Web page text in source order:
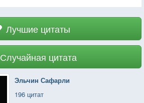
Лучшие цитаты
Случайная цитата
Эльчин Сафарли
196 цитат